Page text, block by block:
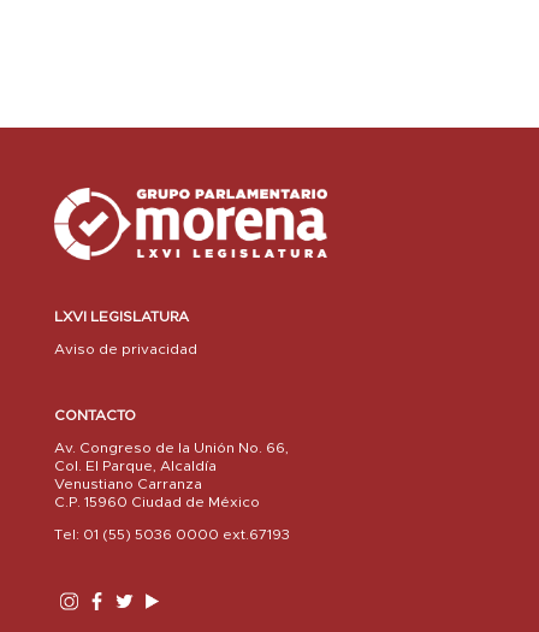
LXVI LEGISLATURA
Aviso de privacidad
CONTACTO
Av. Congreso de la Unión No. 66,
Col. El Parque, Alcaldía
Venustiano Carranza
C.P. 15960 Ciudad de México
Tel: 01 (55) 5036 0000 ext.67193